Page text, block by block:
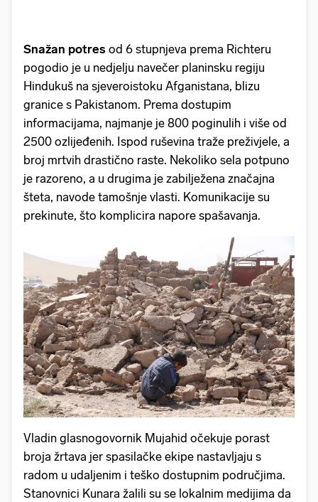
Snažan potres od 6 stupnjeva prema Richteru
pogodio je u nedjelju navečer planinsku regiju
Hindukuš na sjeveroistoku Afganistana, blizu
granice s Pakistanom. Prema dostupim
informacijama, najmanje je 800 poginulih i više od
2500 ozlijeđenih. Ispod ruševina traže preživjele, a
broj mrtvih drastično raste. Nekoliko sela potpuno
je razoreno, a u drugima je zabilježena značajna
šteta, navode tamošnje vlasti. Komunikacije su
prekinute, što komplicira napore spašavanja.
Vladin glasnogovornik Mujahid očekuje porast
broja žrtava jer spasilačke ekipe nastavljaju s
radom u udaljenim i teško dostupnim područjima.
Stanovnici Kunara žalili su se lokalnim medijima da